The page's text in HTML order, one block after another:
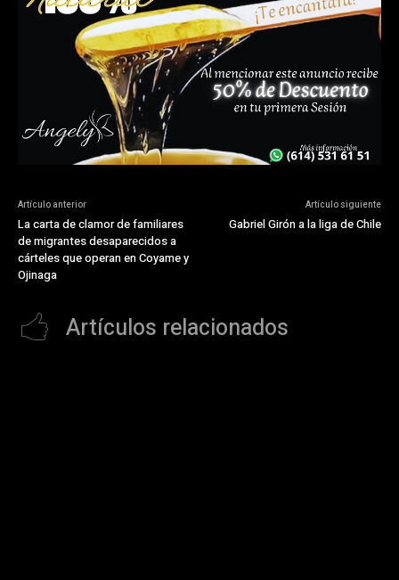
Artículo anterior
La carta de clamor de familiares
de migrantes desaparecidos a
cárteles que operan en Coyame y
Ojinaga
Artículo siguiente
Gabriel Girón a la liga de Chile
Artículos relacionados